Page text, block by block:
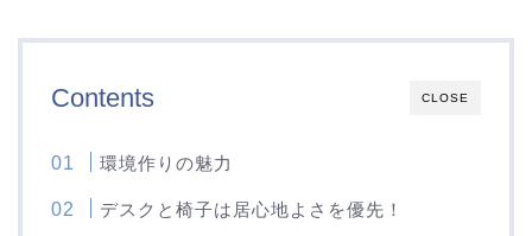
CLOSE
Contents
環境作りの魅力
デスクと椅子は居心地よさを優先！